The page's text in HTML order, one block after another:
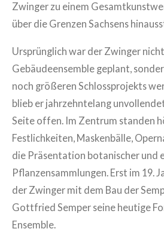
Zwinger zu einem
über die Grenzen Sachsens
Ursprünglich war der Zwinger
Gebäudeensemble geplant,
noch größeren Schlossprojekts
blieb er jahrzehntelang
Seite offen. Im Zentrum standen
Festlichkeiten, Maskenbälle,
die Präsentation botanischer und
Pflanzensammlungen. Erst im 19.
der Zwinger mit dem Bau der
Gottfried Semper seine heutige
Ensemble.